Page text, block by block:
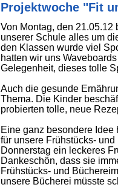
Projektwoche "Fit
Von Montag, den 21.05.12
unserer Schule alles um
den Klassen wurde viel
hatten wir uns
Gelegenheit, dieses tolle
Auch die gesunde
Thema. Die Kinder
probierten tolle, neue
Eine ganz besondere
für unsere Frühstücks-
Donnerstag ein leckeres
Dankeschön, dass sie
Frühstücks- und
unsere Bücherei müsste